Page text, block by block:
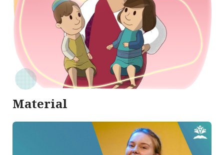
Material